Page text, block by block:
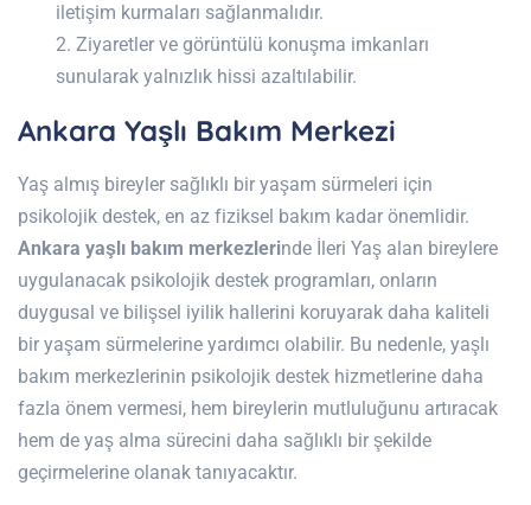
iletişim kurmaları sağlanmalıdır.
Ziyaretler ve görüntülü konuşma imkanları
sunularak yalnızlık hissi azaltılabilir.
Ankara Yaşlı Bakım Merkezi
Yaş almış bireyler sağlıklı bir yaşam sürmeleri için
psikolojik destek, en az fiziksel bakım kadar önemlidir.
Ankara yaşlı bakım merkezlerinde İleri Yaş alan bireylere
uygulanacak psikolojik destek programları, onların
duygusal ve bilişsel iyilik hallerini koruyarak daha kaliteli
bir yaşam sürmelerine yardımcı olabilir. Bu nedenle, yaşlı
bakım merkezlerinin psikolojik destek hizmetlerine daha
fazla önem vermesi, hem bireylerin mutluluğunu artıracak
hem de yaş alma sürecini daha sağlıklı bir şekilde
geçirmelerine olanak tanıyacaktır.